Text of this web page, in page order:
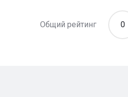
Общий рейтинг 0